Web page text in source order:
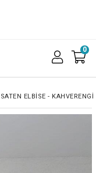
0
ELBISE - KAHVERENGİ